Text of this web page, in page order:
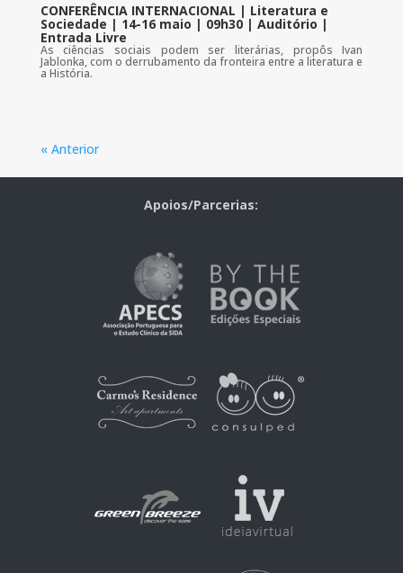
CONFERÊNCIA INTERNACIONAL | Literatura e
Sociedade | 14-16 maio | 09h30 | Auditório |
Entrada Livre
As ciências sociais podem ser literárias, propôs Ivan
Jablonka, com o derrubamento da fronteira entre a literatura e
a História.
« Anterior
Apoios/Parcerias: